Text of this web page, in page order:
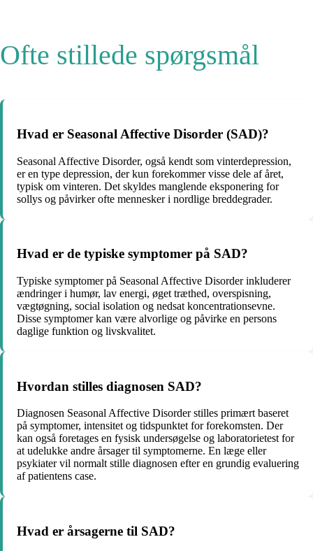
Ofte stillede spørgsmål
Hvad er Seasonal Affective Disorder (SAD)?
Seasonal Affective Disorder, også kendt som vinterdepression,
er en type depression, der kun forekommer visse dele af året,
typisk om vinteren. Det skyldes manglende eksponering for
sollys og påvirker ofte mennesker i nordlige breddegrader.
Hvad er de typiske symptomer på SAD?
Typiske symptomer på Seasonal Affective Disorder inkluderer
ændringer i humør, lav energi, øget træthed, overspisning,
vægtøgning, social isolation og nedsat koncentrationsevne.
Disse symptomer kan være alvorlige og påvirke en persons
daglige funktion og livskvalitet.
Hvordan stilles diagnosen SAD?
Diagnosen Seasonal Affective Disorder stilles primært baseret
på symptomer, intensitet og tidspunktet for forekomsten. Der
kan også foretages en fysisk undersøgelse og laboratorietest for
at udelukke andre årsager til symptomerne. En læge eller
psykiater vil normalt stille diagnosen efter en grundig evaluering
af patientens case.
Hvad er årsagerne til SAD?